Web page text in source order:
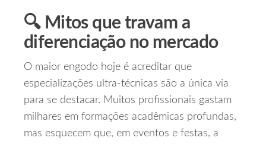
🔍 Mitos que travam a
diferenciação no mercado
O maior engodo hoje é acreditar que
especializações ultra‑técnicas são a única via
para se destacar. Muitos profissionais gastam
milhares em formações acadêmicas profundas,
mas esquecem que, em eventos e festas, a